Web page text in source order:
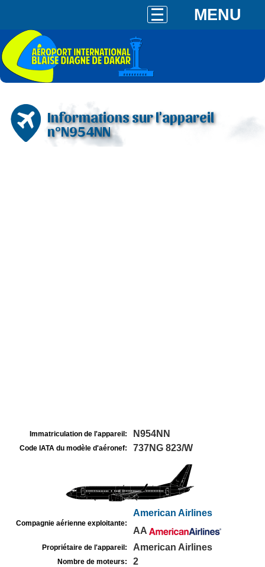
MENU
Informations sur l'appareil
n°N954NN
Immatriculation de l'appareil: N954NN
Code IATA du modèle d'aéronef: 737NG 823/W
Compagnie aérienne exploitante:
American Airlines
AA
Propriétaire de l'appareil: American Airlines
Nombre de moteurs: 2